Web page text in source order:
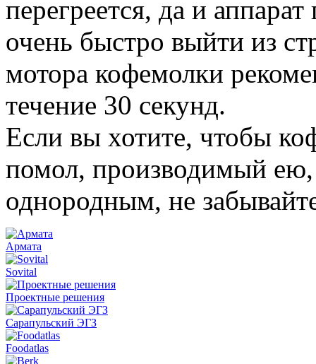
перегреется, да и
очень быстро выйти из
мотора кофемолки
течение 30 секунд.
Если вы хотите, чтобы
помол, производимый
однородным, не
Армата
Sovital
Проектные решения
Сарапульский ЭГЗ
Foodatlas